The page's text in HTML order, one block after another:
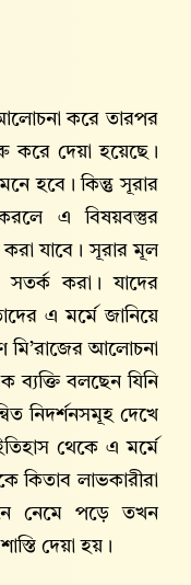
করে তারপর
করে দেয়া হয়েছে।
হবে। কিন্তু সূরার
এ বিষয়বস্তুর
করা যাবে। সূরার মূল
সতর্ক করা। যাদের
এ মর্মে জানিয়ে
মি’রাজের আলোচনা
বলছেন যিনি
নিদর্শনসমূহ দেখে
থেকে এ মর্মে
কিতাব লাভকারীরা
নেমে পড়ে তখন
দেয়া হয়।